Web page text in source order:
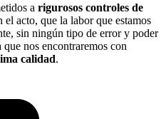
a rigurosos controles de
el acto, que la labor que estamos
sin ningún tipo de error y poder
nos encontraremos con
calidad.